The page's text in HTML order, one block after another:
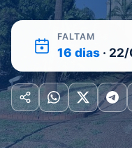
FALTAM
16 dias ·